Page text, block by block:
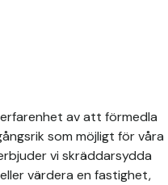
av att förmedla
som möjligt för våra
vi skräddarsydda
värdera en fastighet,